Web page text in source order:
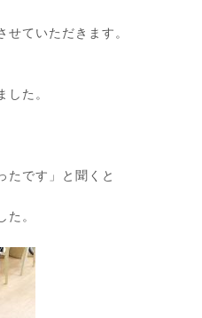
ていただきます。
た。
たです」と聞くと
。